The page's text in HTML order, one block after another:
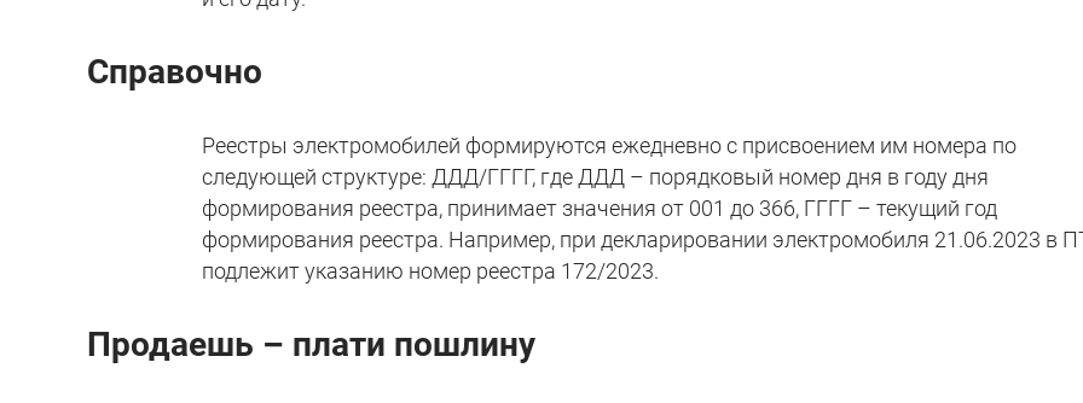
Справочно
Реестры электромобилей формируются ежедневно с присвоением им номера по
следующей структуре: ДДД/ГГГГ, где ДДД – порядковый номер дня в году дня
формирования реестра, принимает значения от 001 до 366, ГГГГ – текущий год
формирования реестра. Например, при декларировании электромобиля 21.06.2023 в
подлежит указанию номер реестра 172/2023.
Продаешь – плати пошлину